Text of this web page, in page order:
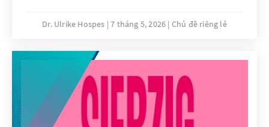
vermitteln, sondern auch Voraussetzungen
politisches Handeln. Dies tut sie aus
christlich-demokratischer Verantwortung.
Dabei setzen wir gern auf die Unterstützung
von FSJPlern, Tagungsleitungen und Praktika
im Rahmen eines Studiums.
Dr. Ulrike Hospes 7 tháng 5, 2026 Chủ đề riêng lẻ